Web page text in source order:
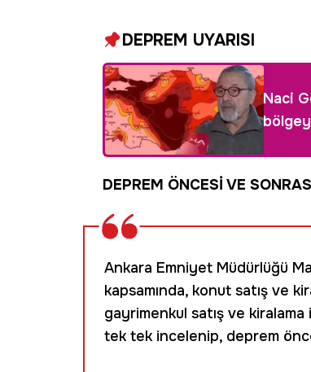
DEPREM UYARISI
Naci
DEPREM ÖNCESİ VE
Ankara Emniyet Müdürlüğü
kapsamında, konut satış ve
gayrimenkul satış ve
tek tek incelenip, deprem